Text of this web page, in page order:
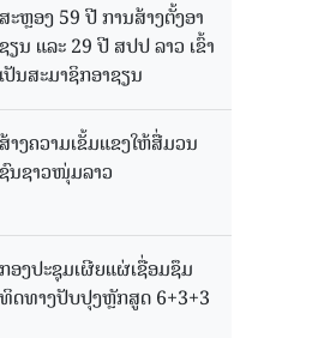
ສະຫຼອງ 59 ປີ ການສ້າງຕັ້ງອາ
ຊຽນ ແລະ 29 ປີ ສປປ ລາວ ເຂົ້າ
ເປັນສະມາຊິກອາຊຽນ
ສ້າງຄວາມເຂັ້ມແຂງໃຫ້ສື່ມວນ
ຊົນຊາວໜຸ່ມລາວ
ກອງປະຊຸມເຜີຍແຜ່ເຊື່ອມຊຶມ
ທິດທາງປັບປຸງຫຼັກສູດ 6+3+3